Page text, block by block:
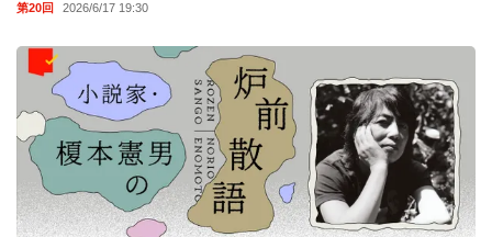
第20回 2026/6/17 19:30